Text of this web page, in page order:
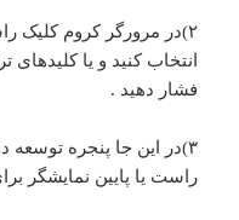
فشار دهید .
۳)در این جا پنجره
راست یا پایین نمایشگر